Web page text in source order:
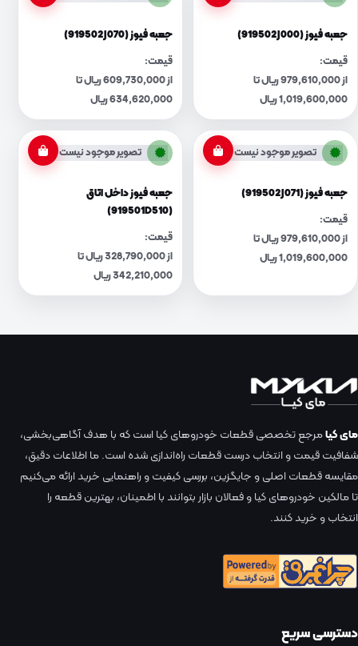
جعبه فیوز (919502J000)
قیمت:
از 979,610,000 ریال تا
1,019,600,000 ریال
جعبه فیوز (919502J070)
قیمت:
از 609,730,000 ریال تا
634,620,000 ریال
تصویر موجود نیست
جعبه فیوز (919502J071)
قیمت:
از 979,610,000 ریال تا
1,019,600,000 ریال
تصویر موجود نیست
جعبه فیوز داخل اتاق
(919501D510)
قیمت:
از 328,790,000 ریال تا
342,210,000 ریال
مای کیامرجع تخصصی قطعات خودروهای کیا است که با هدف آگاهی‌بخشی،
شفافیت قیمت و انتخاب درست قطعات راه‌اندازی شده است. ما اطلاعات دقیق،
مقایسه قطعات اصلی و جایگزین، بررسی کیفیت و راهنمایی خرید ارائه می‌کنیم
تا مالکین خودروهای کیا و فعالان بازار بتوانند با اطمینان، بهترین قطعه را
انتخاب و خرید کنند.
دسترسی سریع